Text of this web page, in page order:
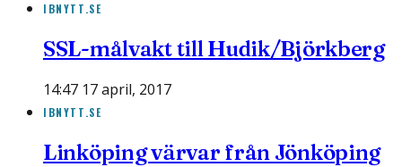
IBNYTT.SE
SSL-målvakt till Hudik/Björkberg
14:47 17 april, 2017
IBNYTT.SE
Linköping värvar från Jönköping